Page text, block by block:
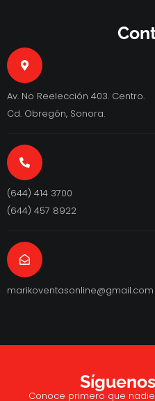
Av. No Reelección 403. Centro.
Cd. Obregón, Sonora.
(644) 414 3700
(644) 457 8922
marikoventasonline@gmail.com
Conoce primero que